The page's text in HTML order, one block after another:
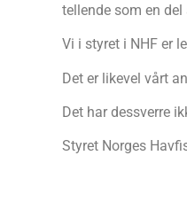
tellende som en del
Vi i styret i NHF er
Det er likevel vårt
Det har dessverre
Styret Norges